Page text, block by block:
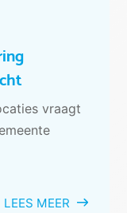
vraagt
LEES MEER